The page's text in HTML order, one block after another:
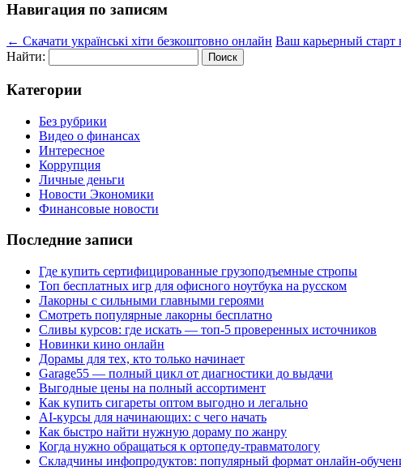
Навигация по записям
← Скачати українські хіти безкоштовно онлайн Ваш карьерный старт
Найти:
Категории
Без рубрики
Видео о финансах
Интересное
Коррупция
Личные деньги
Новости Экономики
Финансовые новости
Последние записи
Где купить сертифицированные грузоподъемные стропы
Топ бесплатных игр для офисного ноутбука на русском
Лакорны с сильными главными героями
Смотреть популярные лакорны бесплатно
Сливы курсов: где искать — топ-5 проверенных источников
Новинки кино онлайн
Дорамы для тех, кто только начинает
Garage55 — полный цикл от диагностики до выдачи
Выгодные цены на полный ассортимент
Как купить сигареты оптом выгодно и легально
AI-курсы для начинающих: с чего начать
Как быстро найти нужную дораму по жанру
Когда нужно обращаться к ортопеду-травматологу
Складчины инфопродуктов: популярный формат онлайн-